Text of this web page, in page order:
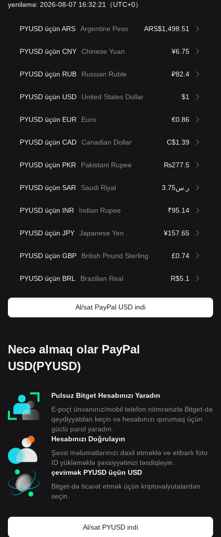
yeniləmə: 2026-08-07 16:32:21
（UTC+0）
PYUSD üçün ARS Argentine Peso ARS$1,498.51
PYUSD üçün CNY Chinese Yuan ¥6.75
PYUSD üçün RUB Russian Ruble ₽82.4
PYUSD üçün USD United States Dollar $1
PYUSD üçün EUR Euro €0.86
PYUSD üçün CAD Canadian Dollar C$1.39
PYUSD üçün PKR Pakistani Rupee ₨277.5
PYUSD üçün SAR Saudi Riyal ر.س3.75
PYUSD üçün INR Indian Rupee ₹95.14
PYUSD üçün JPY Japanese Yen ¥157.65
PYUSD üçün GBP British Pound Sterling £0.74
PYUSD üçün BRL Brazilian Real R$5.1
Al/sat PayPal USD indi
Necə almaq olar PayPal
USD(PYUSD)
Pulsuz Bitget Hesabınızı Yaradın
E-poçt ünvanınız/mobil telefon nömrənizlə Bitget-də
qeydiyyatdan keçin və hesabınızı qorumaq üçün
güclü parol yaradın.
Hesabınızı Doğrulayın
Şəxsi məlumatlarınızı daxil etməklə və etibarlı foto
ID yükləməklə şəxsiyyətinizi təsdiqləyin.
çevirmək PYUSD üçün USD
Bitget-də ticarət etmək üçün kriptovalyutalardan
seçin.
Al/sat PYUSD indi